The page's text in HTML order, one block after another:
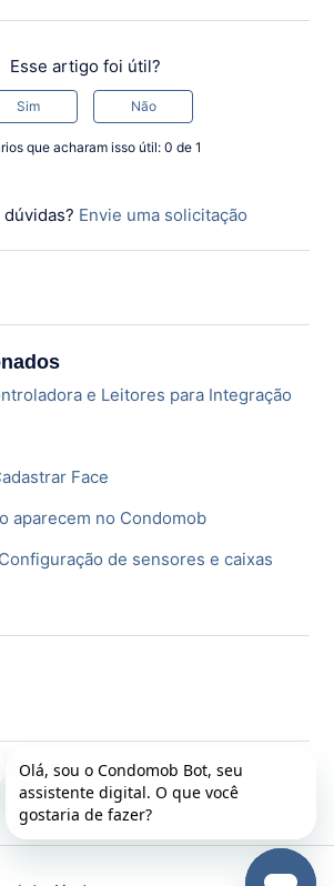
Esse artigo foi útil?
Sim Não
que acharam isso útil: 0 de 1
Envie uma solicitação
e Leitores para Integração
Face
aparecem no Condomob
de sensores e caixas
comentar.